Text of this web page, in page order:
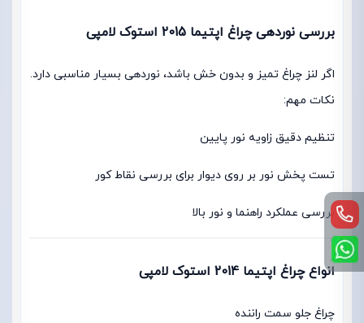
بررسی نوردهی چراغ اپتیما 2015 استوک لامپی
اگر لنز چراغ تمیز و بدون خش باشد، نوردهی بسیار مناسبی دارد.
نکات مهم:
تنظیم دقیق زاویه نور پایین
تست پخش نور بر روی دیوار برای بررسی نقاط کور
بررسی عملکرد راهنما و نور بالا
انواع چراغ اپتیما 2014 استوک لامپی
چراغ جلو سمت راننده